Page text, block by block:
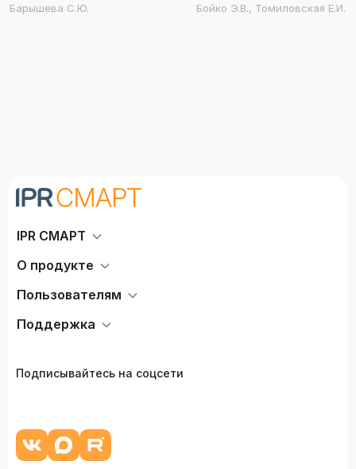
камеральные налоговые
проверки
Барышева С.Ю. Бойко Э.В., Томиловская Е.И.
IPR СМАРТ
О продукте
Пользователям
Поддержка
Подписывайтесь на соцсети